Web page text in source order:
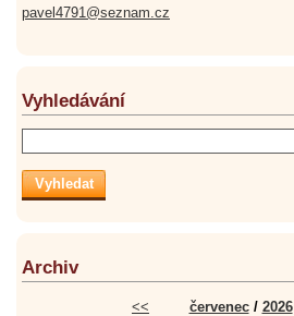
pavel4791@seznam.cz
Vyhledávání
Archiv
<< červenec/ 2026